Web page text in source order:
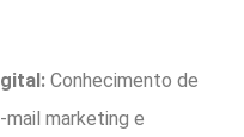
Conhecimento de
marketing e